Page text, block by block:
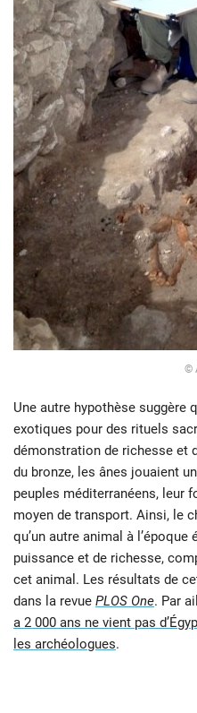
©
Une autre hypothèse suggère
exotiques pour des rituels
démonstration de richesse et
du bronze, les ânes jouaient
peuples méditerranéens, leur
moyen de transport. Ainsi, le
qu’un autre animal à
puissance et de richesse,
cet animal. Les résultats de
dans la revue PLOS One. Par
a 2 000 ans ne vient pas
les archéologues.